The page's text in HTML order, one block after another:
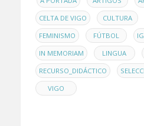
CELTA DE VIGO , CULTURA ,
FEMINISMO , FÚTBOL ,
IN MEMORIAM , LINGUA ,
RECURSO_DIDÁCTICO ,
VIGO